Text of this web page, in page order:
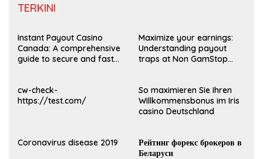
TERKINI
Instant Payout Casino
Canada: A comprehensive
guide to secure and fast
Maximize your earnings:
Understanding payout
traps at Non GamStop
cw-check-
https://test.com/
So maximieren Sie Ihren
Willkommensbonus im Iris
casino Deutschland
Coronavirus disease 2019
Рейтинг форекс брокеров в
Беларуси